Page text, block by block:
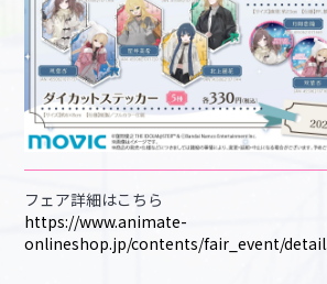
フェア詳細はこちら
https://www.animate-
onlineshop.jp/contents/fair_event/